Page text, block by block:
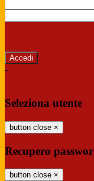
-
Seleziona utente
button close ×
Recupero
button close ×